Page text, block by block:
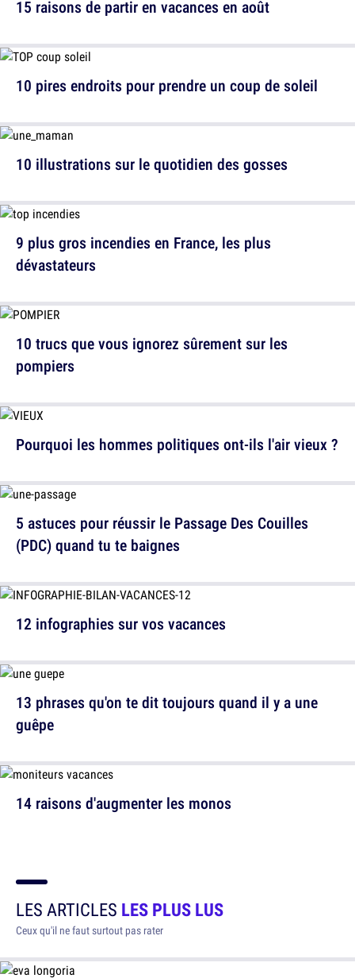
15 raisons de partir en vacances en août
10 illustrations sur le quotidien des gosses
10 trucs que vous ignorez sûrement sur les
pompiers
5 astuces pour réussir le Passage Des Couilles
(PDC) quand tu te baignes
13 phrases qu'on te dit toujours quand il y a une
guêpe
10 pires endroits pour prendre un coup de soleil
9 plus gros incendies en France, les plus
dévastateurs
Pourquoi les hommes politiques ont-ils l'air vieux ?
12 infographies sur vos vacances
14 raisons d'augmenter les monos
LES ARTICLES LES PLUS LUS
Ceux qu'il ne faut surtout pas rater